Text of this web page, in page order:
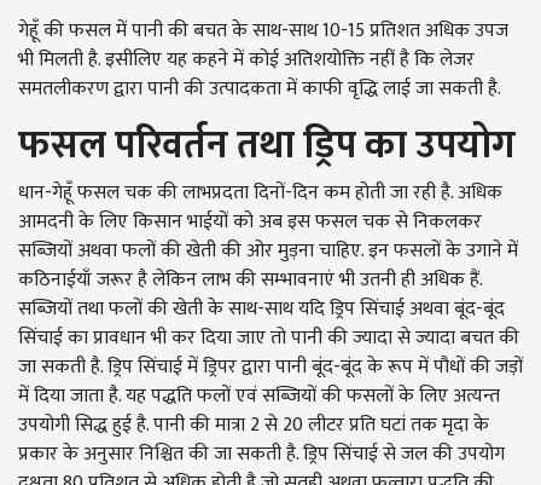
गेहूँ की फसल में पानी की बचत के साथ-साथ 10-15 प्रतिशत अधिक उपज
भी मिलती है. इसीलिए यह कहने में कोई अतिशयोक्ति नहीं है कि लेजर
समतलीकरण द्वारा पानी की उत्पादकता में काफी वृद्धि लाई जा सकती है.
फसल परिवर्तन तथा ड्रिप का उपयोग
धान-गेहूँ फसल चक की लाभप्रदता दिनों-दिन कम होती जा रही है. अधिक
आमदनी के लिए किसान भाईयों को अब इस फसल चक से निकलकर
सब्जियों अथवा फलों की खेती की ओर मुड़ना चाहिए. इन फसलों के उगाने में
कठिनाईयाँ जरूर है लेकिन लाभ की सम्भावनाएं भी उतनी ही अधिक हैं.
सब्जियों तथा फलों की खेती के साथ-साथ यदि ड्रिप सिंचाई अथवा बूंद-बूंद
सिंचाई का प्रावधान भी कर दिया जाए तो पानी की ज्यादा से ज्यादा बचत की
जा सकती है. ड्रिप सिंचाई में ड्रिपर द्वारा पानी बूंद-बूंद के रूप में पौधों की जड़ों
में दिया जाता है. यह पद्धति फलों एवं सब्जियों की फसलों के लिए अत्यन्त
उपयोगी सिद्ध हुई है. पानी की मात्रा 2 से 20 लीटर प्रति घटां तक मृदा के
प्रकार के अनुसार निश्चित की जा सकती है. ड्रिप सिंचाई से जल की उपयोग